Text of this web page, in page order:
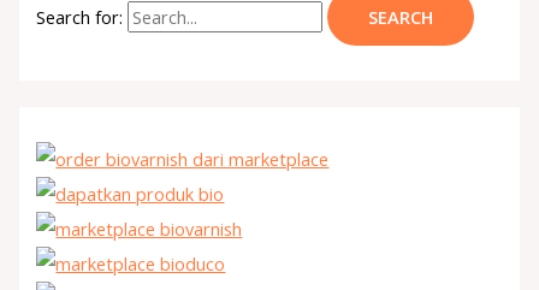
Search for: